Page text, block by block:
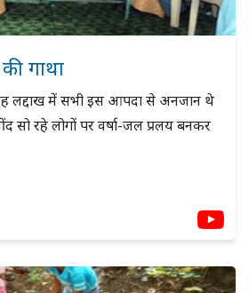
गाथा
लद्दाख में सभी इस आपदा से अनजान थे
सो रहे लोगों पर वर्षा-जल प्रलय बनकर